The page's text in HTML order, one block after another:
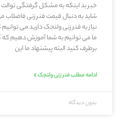
خبر بد اینکه به مشکل گرفتگی توالت
شاید به دنبال قیمت فنر زنی فاضلاب
نیاز به فنر زنی ولنجک دارید می
ما می توانیم به شما آموزش دهیم که
برطرف کنید البته پیشنهاد ما این
ادامه مطلب فنر زنی ولنجک »
بدون دیدگاه